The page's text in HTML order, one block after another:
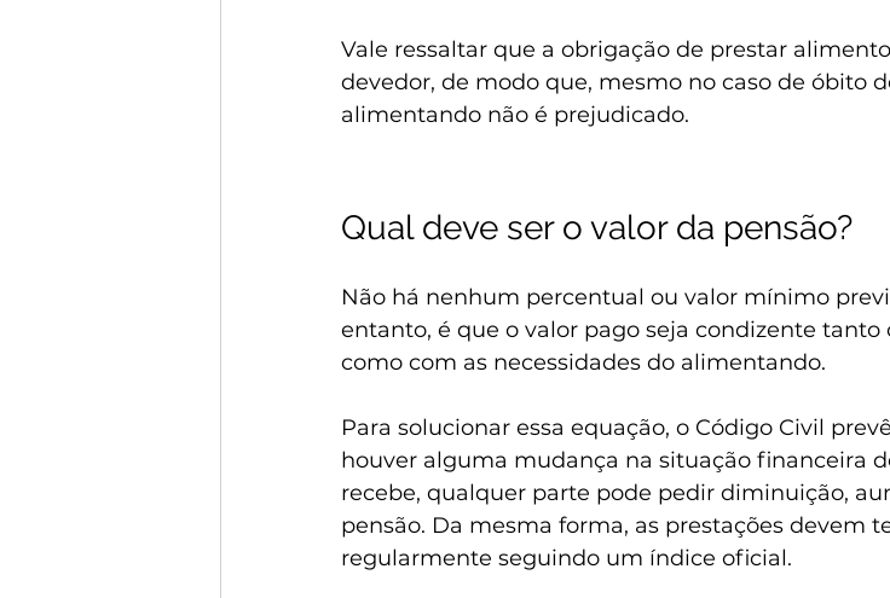
Vale ressaltar que a obrigação de prestar
devedor, de modo que, mesmo no caso de óbito
alimentando não é prejudicado.
Qual deve ser o valor da pensão?
Não há nenhum percentual ou valor mínimo
entanto, é que o valor pago seja condizente tanto
como com as necessidades do alimentando.
Para solucionar essa equação, o Código Civil
houver alguma mudança na situação financeira
recebe, qualquer parte pode pedir diminuição,
pensão. Da mesma forma, as prestações devem
regularmente seguindo um índice oficial.